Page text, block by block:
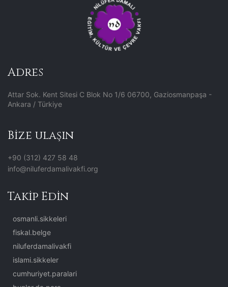
Adres
Attar Sok. Kent Sitesi C Blok No 1/6 06700, Gaziosmanpaşa -
Ankara / Türkiye
Bize ulaşın
+90 (312) 427 58 48
info@niluferdamalivakfi.org
Takip Edin
osmanli.sikkeleri
fiskal.belge
niluferdamalivakfi
islami.sikkeler
cumhuriyet.paralari